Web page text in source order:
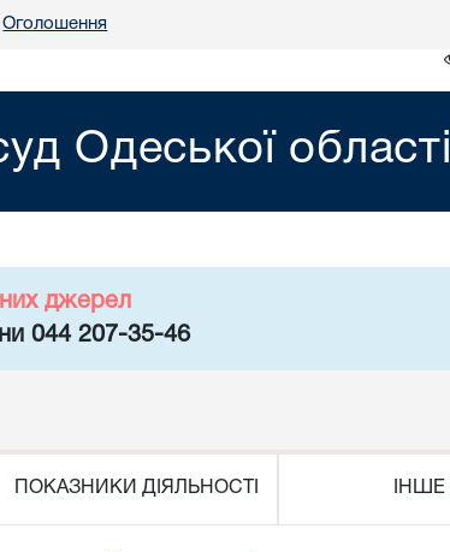
Оголошення
Одеської області
джерел
044 207-35-46
ПОКАЗНИКИ ДІЯЛЬНОСТІ ІНШЕ